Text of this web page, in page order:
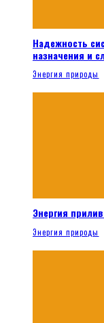
Надежность
назначения и
Энергия природы
Энергия
Энергия природы